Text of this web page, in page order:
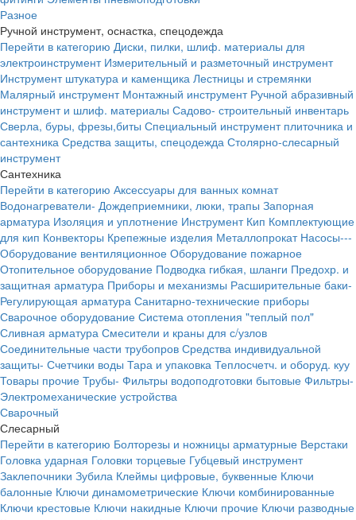
Разное
Ручной инструмент, оснастка, спецодежда
Перейти в категорию Диски, пилки, шлиф. материалы для
электроинструмент Измерительный и разметочный инструмент
Инструмент штукатура и каменщика Лестницы и стремянки
Малярный инструмент Монтажный инструмент Ручной абразивный
инструмент и шлиф. материалы Садово- строительный инвентарь
Сверла, буры, фрезы,биты Специальный инструмент плиточника и
сантехника Средства защиты, спецодежда Столярно-слесарный
инструмент
Сантехника
Перейти в категорию Аксессуары для ванных комнат
Водонагреватели- Дождеприемники, люки, трапы Запорная
арматура Изоляция и уплотнение Инструмент Кип Комплектующие
для кип Конвекторы Крепежные изделия Металлопрокат Насосы---
Оборудование вентиляционное Оборудование пожарное
Отопительное оборудование Подводка гибкая, шланги Предохр. и
защитная арматура Приборы и механизмы Расширительные баки-
Регулирующая арматура Санитарно-технические приборы
Сварочное оборудование Система отопления "теплый пол"
Сливная арматура Смесители и краны для с/узлов
Соединительные части трубопров Средства индивидуальной
защиты- Счетчики воды Тара и упаковка Теплосчетч. и оборуд. куу
Товары прочие Трубы- Фильтры водоподготовки бытовые Фильтры-
Электромеханические устройства
Сварочный
Слесарный
Перейти в категорию Болторезы и ножницы арматурные Верстаки
Головка ударная Головки торцевые Губцевый инструмент
Заклепочники Зубила Клеймы цифровые, буквенные Ключи
балонные Ключи динамометрические Ключи комбинированные
Ключи крестовые Ключи накидные Ключи прочие Ключи разводные